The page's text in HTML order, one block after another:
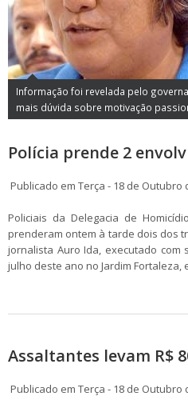
Informação foi revelada pelo
mais dúvida sobre motivação
Polícia prende 2
Publicado em Terça - 18 de Outubro
Policiais da Delegacia de
prenderam ontem à tarde dois dos
jornalista Auro Ida, executado
julho deste ano no Jardim Fortaleza,
Assaltantes levam R$
Publicado em Terça - 18 de Outubro